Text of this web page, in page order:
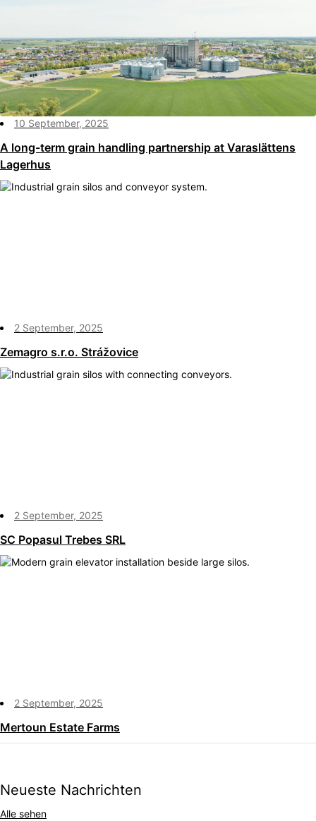
10 September, 2025
A long-term grain handling partnership at Varaslättens
Lagerhus
2 September, 2025
Zemagro s.r.o. Strážovice
2 September, 2025
SC Popasul Trebes SRL
2 September, 2025
Mertoun Estate Farms
Neueste Nachrichten
Alle sehen